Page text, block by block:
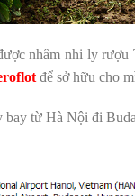
nhâm nhi ly
để sở hữu cho
từ Hà Nội đi